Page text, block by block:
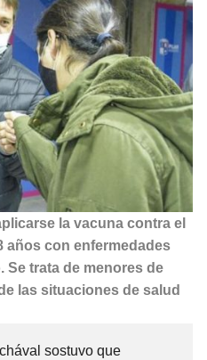
la vacuna contra el
años con enfermedades
Se trata de menores de
las situaciones de salud
sostuvo que